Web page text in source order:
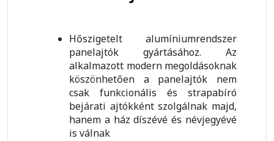
Hőszigetelt alumíniumrendszer
panelajtók gyártásához. Az
alkalmazott modern megoldásoknak
köszönhetően a panelajtók nem
csak funkcionális és strapabíró
bejárati ajtókként szolgálnak majd,
hanem a ház díszévé és névjegyévé
is válnak